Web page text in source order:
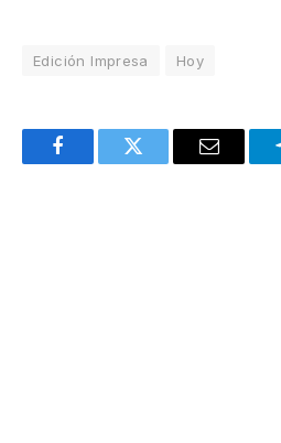
Edición Impresa Hoy
FacebookTwitter Email